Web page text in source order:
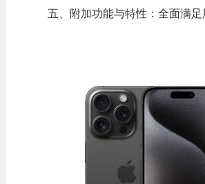
五、附加功能与特性：全面满足